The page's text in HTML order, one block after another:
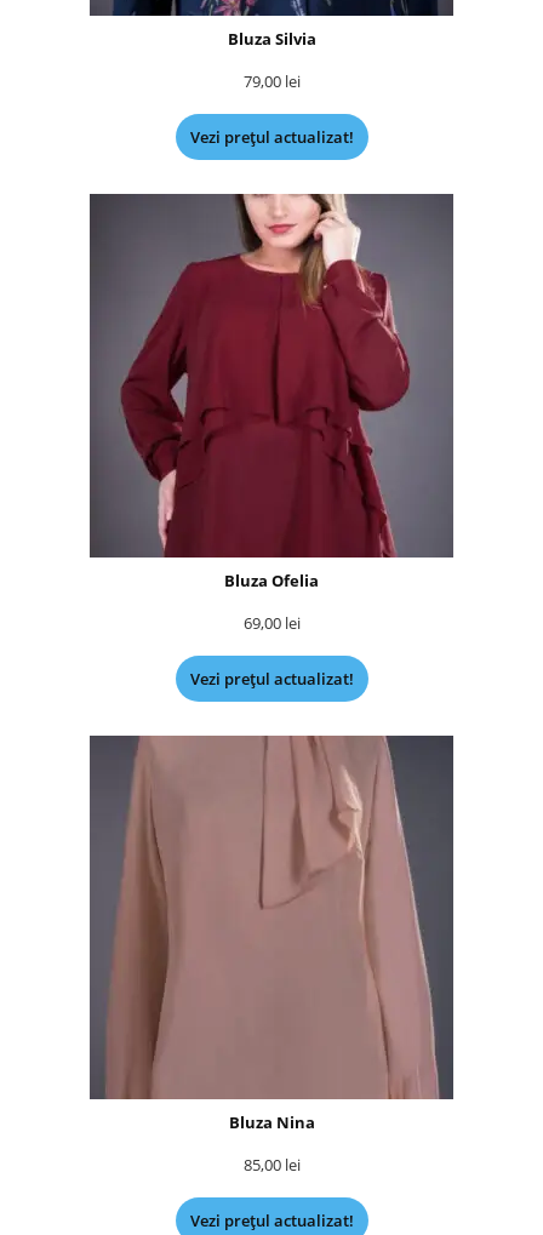
Bluza Silvia
79,00 lei
Vezi prețul actualizat!
Bluza Ofelia
69,00 lei
Vezi prețul actualizat!
Bluza Nina
85,00 lei
Vezi prețul actualizat!